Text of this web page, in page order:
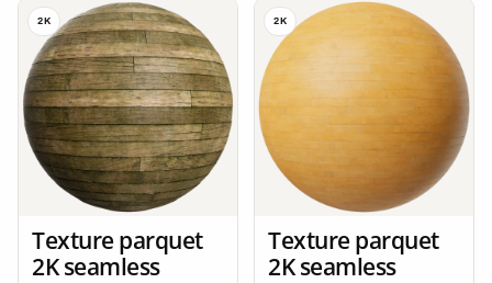
2K
Texture parquet
2K seamless
2K
Texture parquet
2K seamless